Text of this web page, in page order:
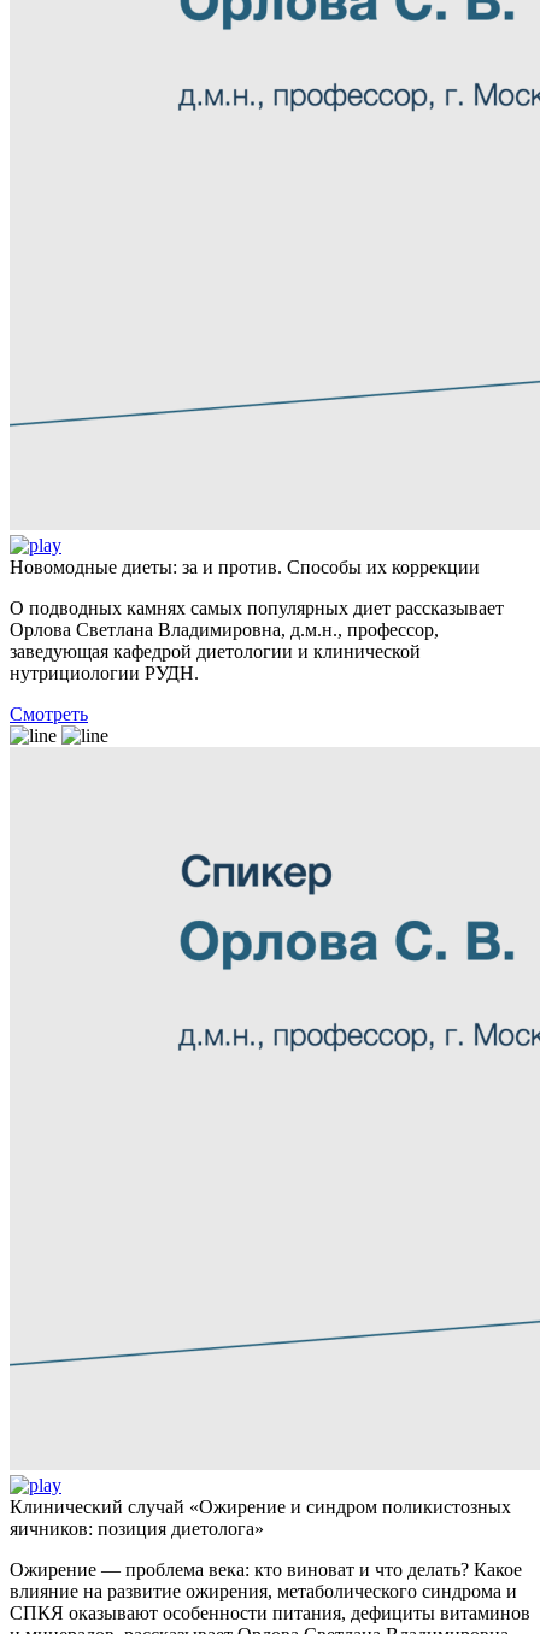
Новомодные диеты: за и против. Способы их коррекции
О подводных камнях самых популярных диет рассказывает
Орлова Светлана Владимировна, д.м.н., профессор,
заведующая кафедрой диетологии и клинической
нутрициологии РУДН.
Смотреть
Клинический случай «Ожирение и синдром поликистозных
яичников: позиция диетолога»
Ожирение — проблема века: кто виноват и что делать? Какое
влияние на развитие ожирения, метаболического синдрома и
СПКЯ оказывают особенности питания, дефициты витаминов